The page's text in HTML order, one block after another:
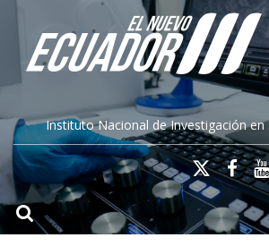
Instituto Nacional de Investigación en